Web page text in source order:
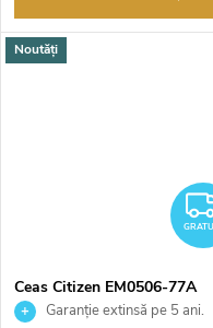
Noutăți
Ceas Citizen EM0506-77A
Garanție extinsă pe 5 ani.